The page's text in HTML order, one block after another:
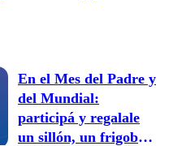
En el Mes del Padre y
del Mundial:
participá y regalale
un sillón, un frigobar